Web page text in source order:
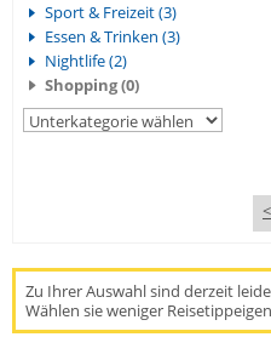
Sport & Freizeit (3)
Essen & Trinken (3)
Nightlife (2)
Shopping (0)
Zu Ihrer Auswahl sind derzeit
Wählen sie weniger